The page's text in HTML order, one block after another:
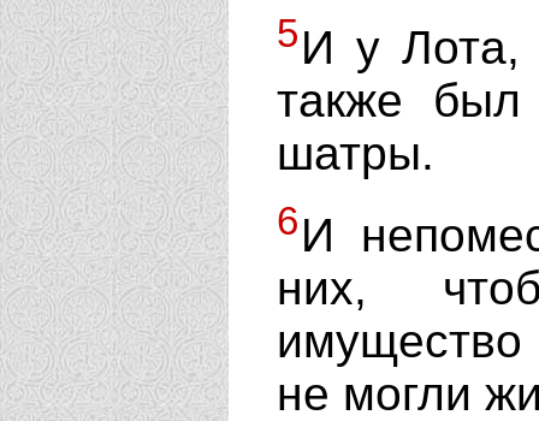
5И у Лота,
также
шатры.
6И
них,
имущество
не могли